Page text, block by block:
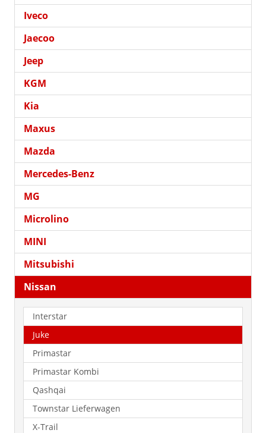
Iveco
Jaecoo
Jeep
KGM
Kia
Maxus
Mazda
Mercedes-Benz
MG
Microlino
MINI
Mitsubishi
Nissan
Interstar
Juke
Primastar
Primastar Kombi
Qashqai
Townstar Lieferwagen
X-Trail